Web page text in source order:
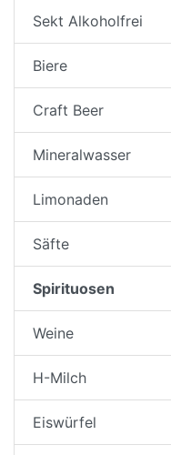
Sekt Alkoholfrei
Biere
Craft Beer
Mineralwasser
Limonaden
Säfte
Spirituosen
Weine
H-Milch
Eiswürfel